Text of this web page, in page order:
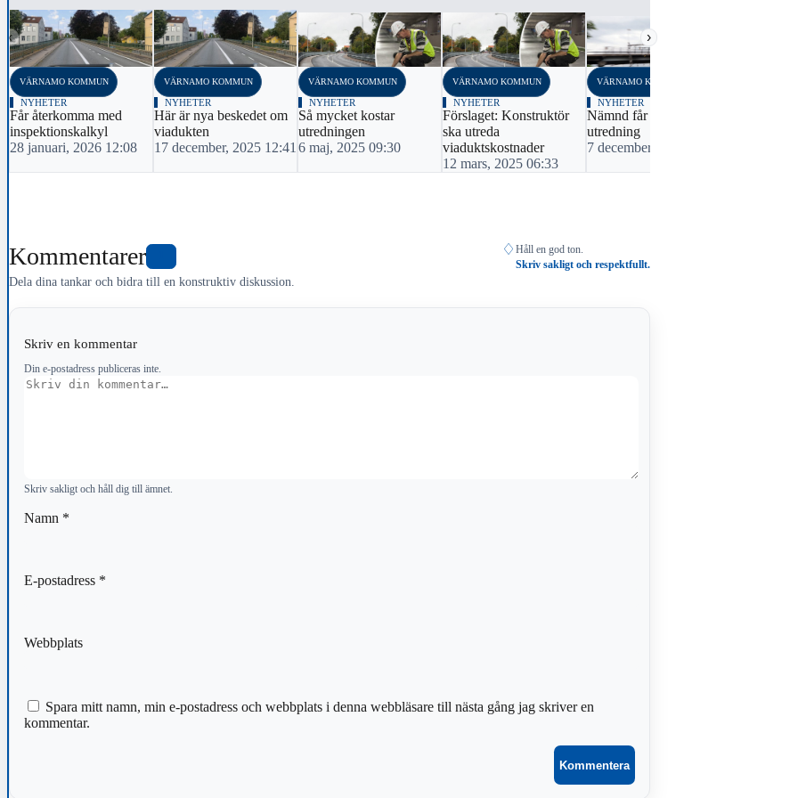
‹ ›
VÄRNAMO KOMMUN
NYHETER
Får återkomma med
inspektionskalkyl
28 januari, 2026 12:08
VÄRNAMO KOMMUN
NYHETER
Här är nya beskedet om
viadukten
17 december, 2025 12:41
VÄRNAMO KOMMUN
NYHETER
Så mycket kostar
utredningen
6 maj, 2025 09:30
VÄRNAMO KOMMUN
NYHETER
Förslaget: Konstruktör
ska utreda
viaduktskostnader
12 mars, 2025 06:33
VÄRNAMO KOMMUN
NYHETER
Nämnd får pengar för
utredning
7 december, 2023 16:48
Kommentarer
Dela dina tankar och bidra till en konstruktiv diskussion.
♢ Håll en god ton.
Skriv sakligt och respektfullt.
Skriv en kommentar
Din e-postadress publiceras inte.
Kommentar
Skriv sakligt och håll dig till ämnet.
Namn *
E-postadress *
Webbplats
Spara mitt namn, min e-postadress och webbplats i denna webbläsare till nästa gång jag skriver en
kommentar.